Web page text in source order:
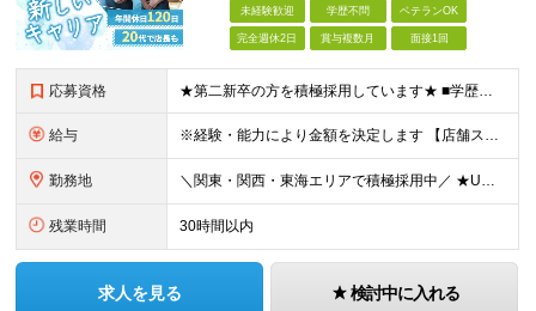
未経験歓迎 学歴不問 ベテランOK
完全週休2日 賞与複数月 面接1回
応募資格 ★第二新卒の方を積極採用しています★ ■学歴不問 ■業種・職種とも未経験OK！ ＼店長やエリアマネージャーの経験がある方は即戦力として／ 【ブランク・未経験の方も大歓迎】 大切なのは、スタッフや
給与 ※経験・能力により金額を決定します 【店舗スタッフスタート】 ■月給24万3000円～ ※上記金額には固定残業代（19時間分／29,300円）を含む。 ※上記を超える時間外労働分は追加で支給 ※引
勤務地 ＼関東・関西・東海エリアで積極採用中／ ★U・Iターン歓迎！ ★住居手当有り（規定あり） ★WEB面接1回のみ！ ★現在のお住まいから引っ越しが必要な場合には、 住居取得にかかる初期費用・引っ越し
残業時間 30時間以内
求人を見る 検討中に入れる